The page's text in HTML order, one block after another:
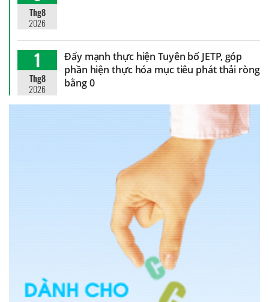
Thg8
2026
1
Thg8
2026
Đẩy mạnh thực hiện Tuyên bố JETP, góp
phần hiện thực hóa mục tiêu phát thải ròng
bằng 0